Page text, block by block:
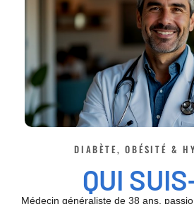
DIABÈTE, OBÉSITÉ &
QUI
Médecin généraliste de 38 ans,